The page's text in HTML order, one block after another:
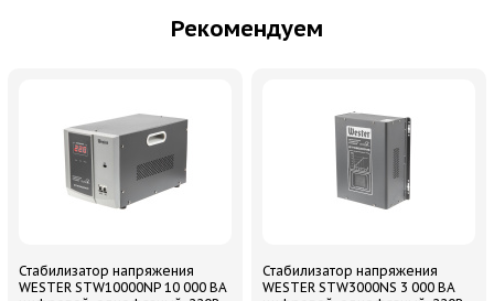
Рекомендуем
Стабилизатор напряжения
WESTER STW10000NP 10 000 ВА
Стабилизатор напряжения
WESTER STW3000NS 3 000 ВА